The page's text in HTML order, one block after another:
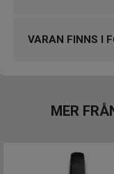
Kollektion
Färg på urtavla
VARAN FINNS I
MER